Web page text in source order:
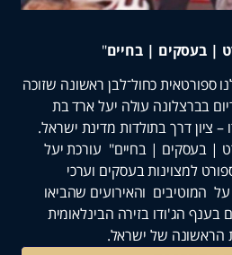
| בחיים"
כחול־לבן ראשונה שזוכה
עולה יעל ארד בת
בתולדות מדינת ישראל.
| בחיים" עורכת יעל
בעסקים וערכי
והאירועים שהביאו
בזירה הבינלאומית
של ישראל.